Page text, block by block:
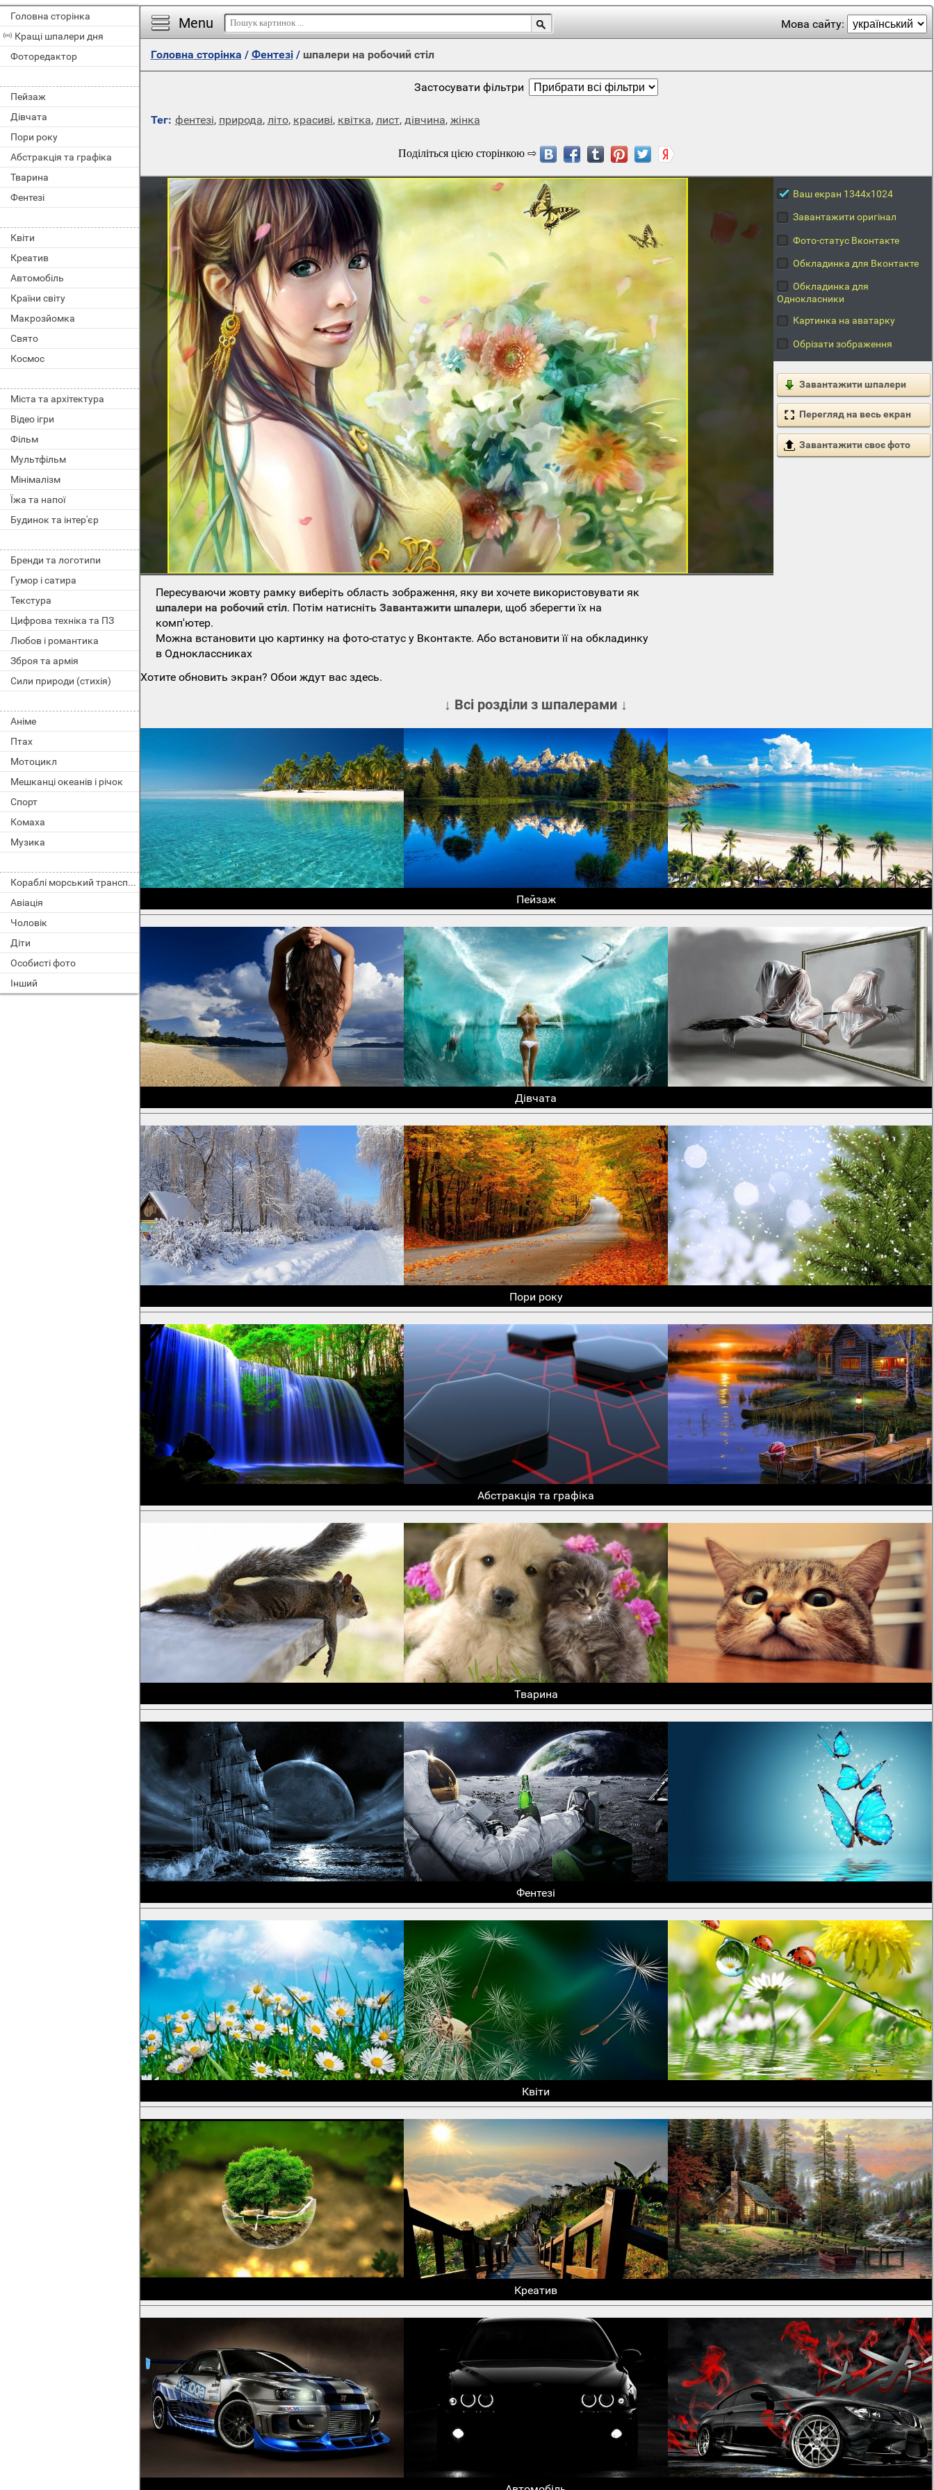
Головна сторінка
Кращі шпалери дня
Фоторедактор
Пейзаж
Дівчата
Пори року
Абстракція та графіка
Тварина
Фентезі
Квіти
Креатив
Автомобіль
Країни світу
Макрозйомка
Свято
Космос
Міста та архітектура
Відео ігри
Фільм
Мультфільм
Мінімалізм
Їжа та напої
Будинок та інтер'єр
Бренди та логотипи
Гумор і сатира
Текстура
Цифрова техніка та ПЗ
Любов і романтика
Зброя та армія
Сили природи (стихія)
Аніме
Птах
Мотоцикл
Мешканці океанів і річок
Спорт
Комаха
Музика
Кораблі морський транспорт
Авіація
Чоловік
Діти
Особисті фото
Інший
Menu Мова сайту:
Головна сторінка / Фентезі/ шпалери на робочий стіл
Застосувати фільтри
Тег: фентезі, природа, літо, красиві, квітка, лист, дівчина, жінка
Ваш екран 1344x1024
Завантажити оригінал
Фото-статус Вконтакте
Обкладинка для Вконтакте
Обкладинка для
Однокласники
Картинка на аватарку
Обрізати зображення
Завантажити шпалери
Перегляд на весь екран
Завантажити своє фото
Пересуваючи жовту рамку виберіть область зображення, яку ви хочете використовувати як
шпалери на робочий стіл. Потім натиснітьЗавантажити шпалери, щоб зберегти їх на
комп'ютер.
Можна встановити цю картинку на фото-статус у Вконтакте. Або встановити її на обкладинку
в Одноклассниках
Хотите обновить экран? Обои ждут вас здесь.
↓ Всі розділи з шпалерами ↓
Пейзаж
Дівчата
Пори року
Абстракція та графіка
Тварина
Фентезі
Квіти
Креатив